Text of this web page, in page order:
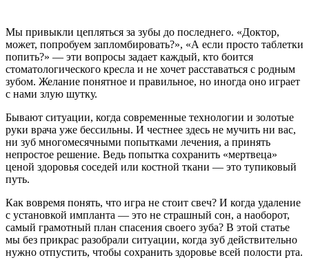
Мы привыкли цепляться за зубы до последнего. «Доктор,
может, попробуем запломбировать?», «А если просто таблетки
попить?» — эти вопросы задает каждый, кто боится
стоматологического кресла и не хочет расставаться с родным
зубом. Желание понятное и правильное, но иногда оно играет
с нами злую шутку.
Бывают ситуации, когда современные технологии и золотые
руки врача уже бессильны. И честнее здесь не мучить ни вас,
ни зуб многомесячными попытками лечения, а принять
непростое решение. Ведь попытка сохранить «мертвеца»
ценой здоровья соседей или костной ткани — это тупиковый
путь.
Как вовремя понять, что игра не стоит свеч? И когда удаление
с установкой импланта — это не страшный сон, а наоборот,
самый грамотный план спасения своего зуба? В этой статье
мы без прикрас разобрали ситуации, когда зуб действительно
нужно отпустить, чтобы сохранить здоровье всей полости рта.